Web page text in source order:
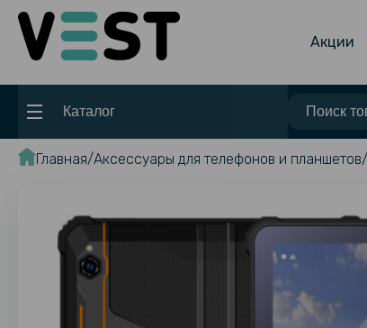
Акции
Каталог
Главная Аксессуары для телефонов и планшетов